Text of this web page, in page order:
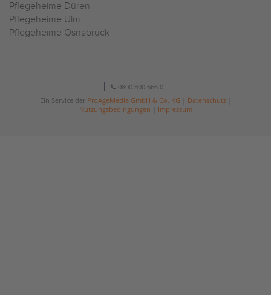
Pflegeheime Düren
Pflegeheime Ulm
Pflegeheime Osnabrück
0800 800 666 0
Ein Service der ProAgeMedia GmbH & Co. KG Datenschutz|
Nutzungsbedingungen
Impressum